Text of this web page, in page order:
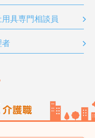
用具専門相談員
者